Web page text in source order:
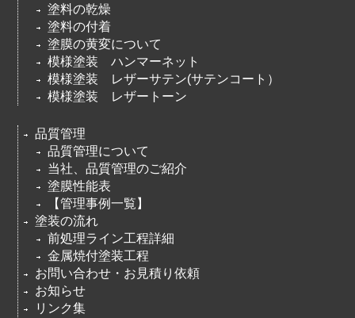
塗料の乾燥
塗料の付着
塗膜の黄変について
模様塗装 ハンマーネット
模様塗装 レザーサテン(サテンコート）
模様塗装 レザートーン
品質管理
品質管理について
当社、品質管理のご紹介
塗膜性能表
【管理事例一覧】
塗装の流れ
前処理ライン工程詳細
金属焼付塗装工程
お問い合わせ・お見積り依頼
お知らせ
リンク集